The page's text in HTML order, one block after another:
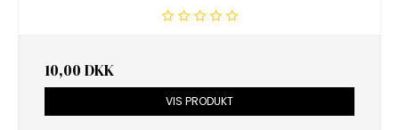
10,00 DKK
VIS PRODUKT